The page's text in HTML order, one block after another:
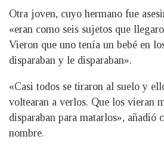
Otra joven, cuyo hermano fue
«eran como seis sujetos que
Vieron que uno tenía un bebé en
disparaban y le disparaban».
«Casi todos se tiraron al suelo y
voltearan a verlos. Que los vieran
disparaban para matarlos», añadió
nombre.